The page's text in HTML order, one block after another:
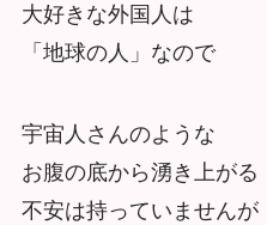
大好きな外国人は
「地球の人」なので
宇宙人さんのような
お腹の底から湧き上がる
不安は持っていませんが